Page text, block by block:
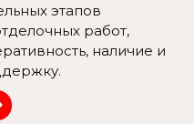
этапов
работ,
наличие и